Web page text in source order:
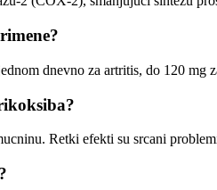
dnevno za artritis, do 120 mg
Retki efekti su srcani